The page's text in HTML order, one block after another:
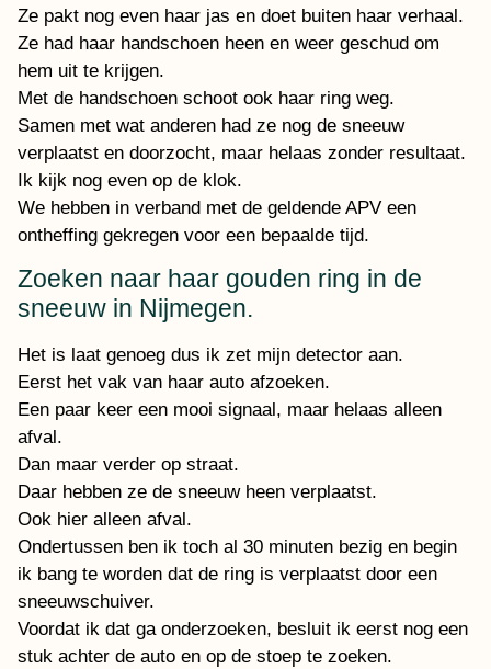
Ze pakt nog even haar jas en doet buiten haar verhaal.
Ze had haar handschoen heen en weer geschud om
hem uit te krijgen.
Met de handschoen schoot ook haar ring weg.
Samen met wat anderen had ze nog de sneeuw
verplaatst en doorzocht, maar helaas zonder resultaat.
Ik kijk nog even op de klok.
We hebben in verband met de geldende APV een
ontheffing gekregen voor een bepaalde tijd.
Zoeken naar haar gouden ring in de
sneeuw in Nijmegen.
Het is laat genoeg dus ik zet mijn detector aan.
Eerst het vak van haar auto afzoeken.
Een paar keer een mooi signaal, maar helaas alleen
afval.
Dan maar verder op straat.
Daar hebben ze de sneeuw heen verplaatst.
Ook hier alleen afval.
Ondertussen ben ik toch al 30 minuten bezig en begin
ik bang te worden dat de ring is verplaatst door een
sneeuwschuiver.
Voordat ik dat ga onderzoeken, besluit ik eerst nog een
stuk achter de auto en op de stoep te zoeken.